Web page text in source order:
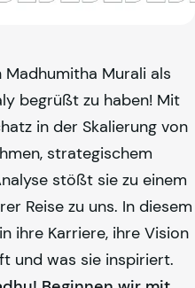
Murali als
begrüßt zu haben! Mit
in der Skalierung von
strategischem
stößt sie zu einem
Reise zu uns. In diesem
ihre Karriere, ihre Vision
und was sie inspiriert.